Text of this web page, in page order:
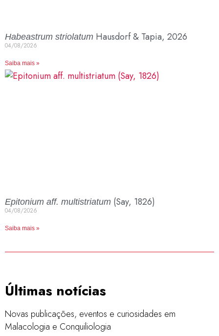
Habeastrum striolatum Hausdorf & Tapia, 2026
04/08/2026
Saiba mais »
Epitonium aff. multistriatum (Say, 1826)
04/08/2026
Saiba mais »
Últimas notícias
Novas publicações, eventos e curiosidades em
Malacologia e Conquiliologia